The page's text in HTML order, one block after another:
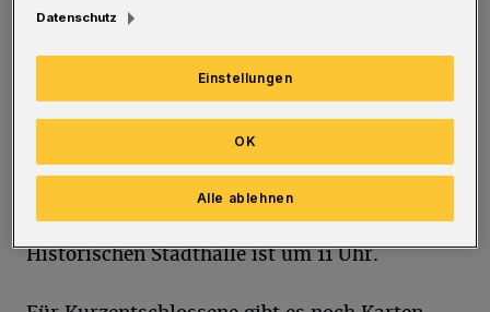
Mit dem Genuss des Hornkonzerts Nr. 2 von
Strauss und der 4. Sinfonie von Tschaikowski
ist ein guter Zweck verbunden: Der
Solidarfonds für Kulturschaffende „EinTopf“
zugute. Beginn im Großen Saal der
Historischen Stadthalle ist um 11 Uhr.
Datenschutz
Einstellungen
Alle ablehnen
OK